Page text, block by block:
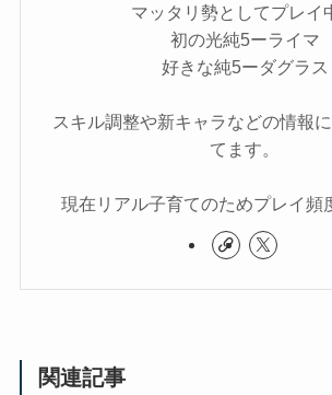
マッタリ勢としてプレイ
初の光純5ーライマ
好きな純5ーダグラス
スキル調整や新キャラなどの情報
てます。
現在リアル子育てのためプレイ頻
関連記事